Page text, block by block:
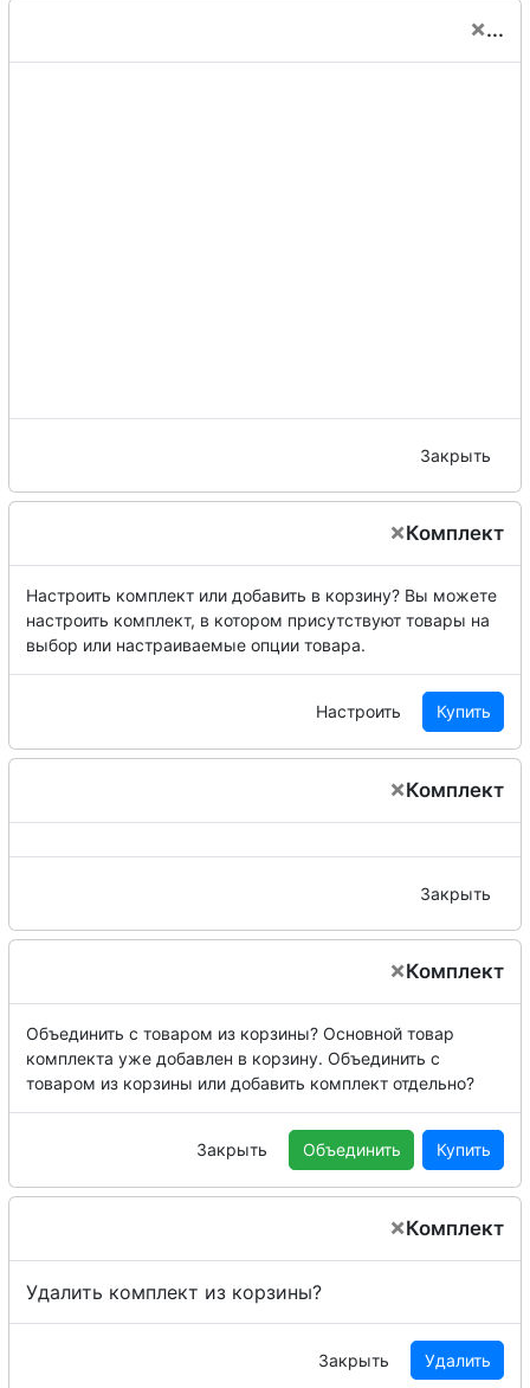
×...
Закрыть
×Комплект
Настроить комплект или добавить в корзину? Вы можете
настроить комплект, в котором присутствуют товары на
выбор или настраиваемые опции товара.
Настроить Купить
×Комплект
Закрыть
×Комплект
Объединить с товаром из корзины? Основной товар
комплекта уже добавлен в корзину. Объединить с
товаром из корзины или добавить комплект отдельно?
Закрыть Объединить Купить
×Комплект
Удалить комплект из корзины?
Закрыть Удалить